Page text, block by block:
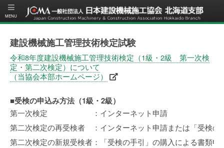
建設機械施工管理技術検定試験
令和8年度建設機械施工管理技術検定（1級・2級 第一次検
定・第二次検定）について
（当協会本部ホームページ）
■受検の申込み方法（1級・2級）
第一次検定
：インターネット申請
第二次検定の再受検者
：インターネット申請または「受検
第二次検定の新規受検者 ：「受検の手引」の購入による書類申